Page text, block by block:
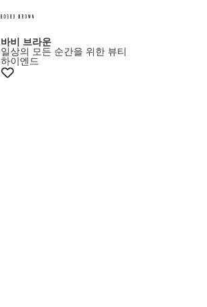
바비 브라운
일상의 모든 순간을 위한 뷰티
하이엔드